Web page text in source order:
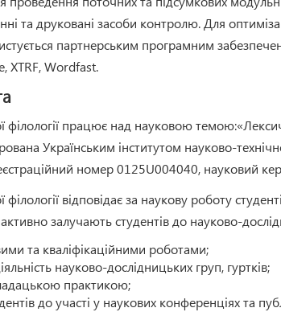
та друковані засоби контролю. Для
партнерським програмним
XTRF, Wordfast.
філології працює над науковою
Українським інститутом науково-
номер 0125U004040, науковий
філології відповідає за наукову роботу
залучають студентів до науково-
та кваліфікаційними роботами;
науково-дослідницьких груп, гуртків;
практикою;
до участі у наукових конференціях та